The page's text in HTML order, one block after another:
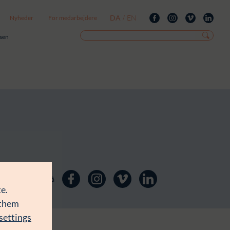
Nyheder For medarbejdere DA / EN
Følg os på